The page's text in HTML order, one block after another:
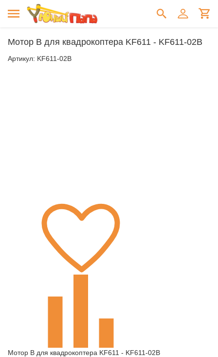
Мотор B для квадрокоптера KF611 - KF611-02B
Артикул: KF611-02B
Мотор B для квадрокоптера KF611 - KF611-02B